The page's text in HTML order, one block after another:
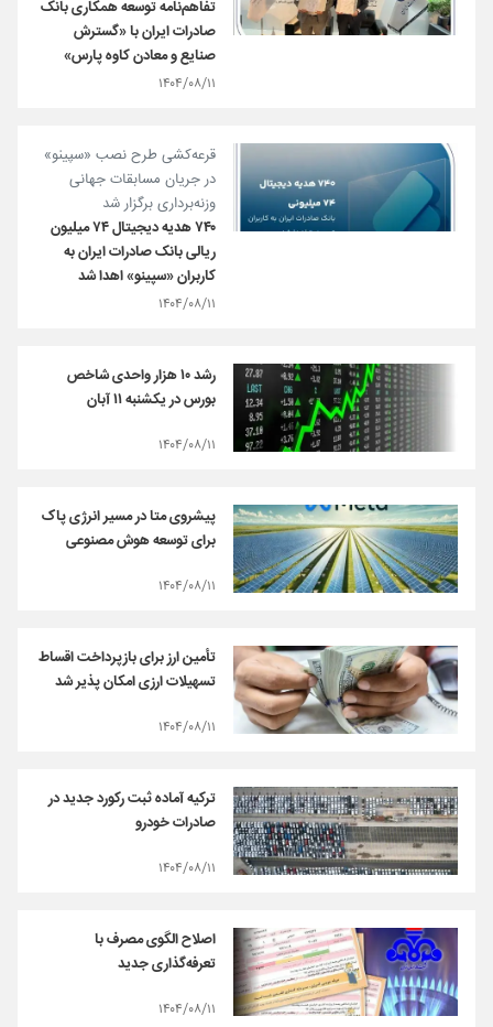
تفاهم‌نامه توسعه همکاری بانک
صادرات ایران با «گسترش
صنایع و معادن کاوه پارس»
۱۴۰۴/۰۸/۱۱
قرعه‌کشی طرح نصب «سپینو»
در جریان مسابقات جهانی
وزنه‌برداری برگزار شد
۷۴۰ هدیه دیجیتال ۷۴ میلیون
ریالی بانک صادرات ایران به
کاربران «سپینو» اهدا شد
۱۴۰۴/۰۸/۱۱
رشد ۱۰ هزار واحدی شاخص
بورس در یکشنبه ۱۱ آبان
۱۴۰۴/۰۸/۱۱
پیشروی متا در مسیر انرژی پاک
برای توسعه هوش مصنوعی
۱۴۰۴/۰۸/۱۱
تأمین ارز برای بازپرداخت اقساط
تسهیلات ارزی امکان پذیر شد
۱۴۰۴/۰۸/۱۱
ترکیه آماده ثبت رکورد جدید در
صادرات خودرو
۱۴۰۴/۰۸/۱۱
اصلاح الگوی مصرف با
تعرفه‌گذاری جدید
۱۴۰۴/۰۸/۱۱